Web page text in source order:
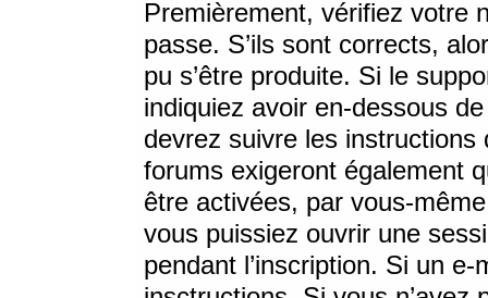
Premièrement, vérifiez votre
passe. S’ils sont corrects,
pu s’être produite. Si le
indiquiez avoir en-dessous
devrez suivre les
forums exigeront également
être activées, par vous-
vous puissiez ouvrir une
pendant l’inscription. Si un